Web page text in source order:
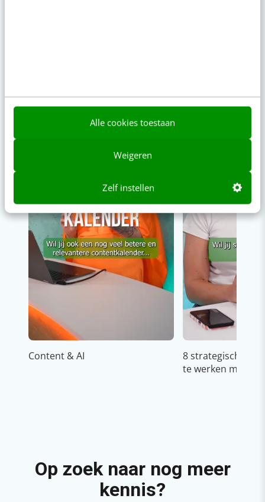
Alle cookies toestaan
Weigeren
Zelf instellen
Content & AI
8 strategische
te werken met
Op zoek naar nog meer
kennis?